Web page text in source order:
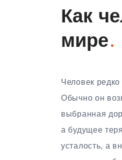
Как
мире
Человек
Обычно он
выбранная
а будущее
усталость, а